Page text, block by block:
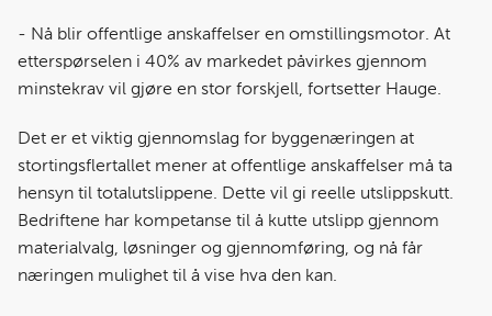
- Nå blir offentlige anskaffelser en omstillingsmotor. At
etterspørselen i 40% av markedet påvirkes gjennom
minstekrav vil gjøre en stor forskjell, fortsetter Hauge.
Det er et viktig gjennomslag for byggenæringen at
stortingsflertallet mener at offentlige anskaffelser må ta
hensyn til totalutslippene. Dette vil gi reelle utslippskutt.
Bedriftene har kompetanse til å kutte utslipp gjennom
materialvalg, løsninger og gjennomføring, og nå får
næringen mulighet til å vise hva den kan.